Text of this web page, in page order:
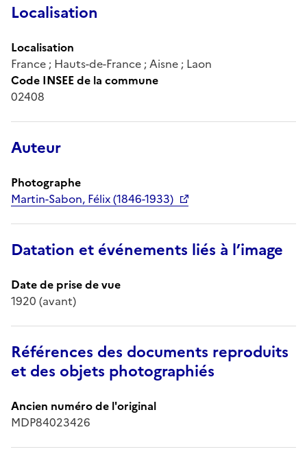
Localisation
Localisation
France ; Hauts-de-France ; Aisne ; Laon
Code INSEE de la commune
02408
Auteur
Photographe
Martin-Sabon, Félix (1846-1933)
Datation et événements liés à l’image
Date de prise de vue
1920 (avant)
Références des documents reproduits
et des objets photographiés
Ancien numéro de l'original
MDP84023426